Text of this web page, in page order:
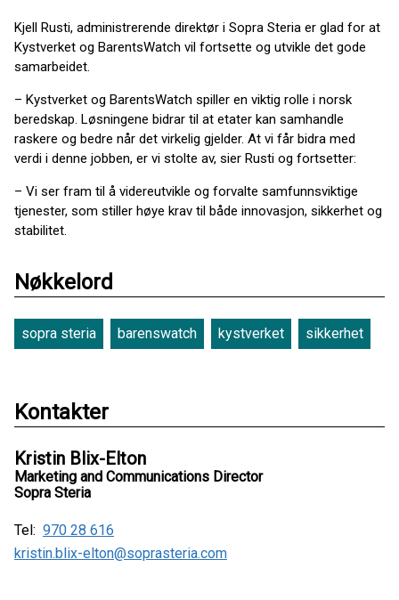
Kjell Rusti, administrerende direktør i Sopra Steria er glad for at
Kystverket og BarentsWatch vil fortsette og utvikle det gode
samarbeidet.
– Kystverket og BarentsWatch spiller en viktig rolle i norsk
beredskap. Løsningene bidrar til at etater kan samhandle
raskere og bedre når det virkelig gjelder. At vi får bidra med
verdi i denne jobben, er vi stolte av, sier Rusti og fortsetter:
– Vi ser fram til å videreutvikle og forvalte samfunnsviktige
tjenester, som stiller høye krav til både innovasjon, sikkerhet og
stabilitet.
Nøkkelord
sopra steria barenswatch kystverket sikkerhet
Kontakter
Kristin Blix-Elton
Marketing and Communications Director
Sopra Steria
Tel: 970 28 616
kristin.blix-elton@soprasteria.com